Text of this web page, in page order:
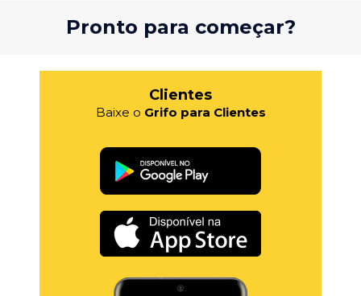
Pronto para começar?
Clientes
Baixe o Grifo para Clientes